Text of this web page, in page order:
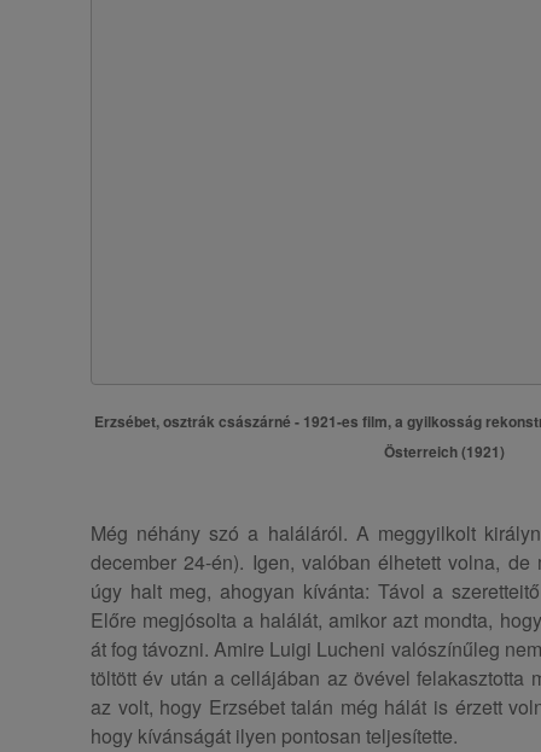
Erzsébet, osztrák császárné - 1921-es film, a gyilkosság
Österreich (1921)
Még néhány szó a haláláról. A meggyilkolt
december 24-én). Igen, valóban élhetett volna,
úgy halt meg, ahogyan kívánta: Távol a
Előre megjósolta a halálát, amikor azt mondta,
át fog távozni. Amire Luigi Lucheni valószínűleg
töltött év után a cellájában az övével felakasztotta
az volt, hogy Erzsébet talán még hálát is érzett
hogy kívánságát ilyen pontosan teljesítette.